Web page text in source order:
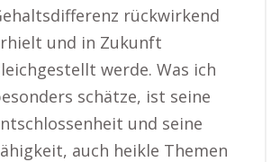
rückwirkend
und in Zukunft
werde. Was ich
schätze, ist seine
und seine
auch heikle Themen